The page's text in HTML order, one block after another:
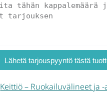
Lähetä tarjouspyyntö tästä
Keittiö – Ruokailuvälineet ja -